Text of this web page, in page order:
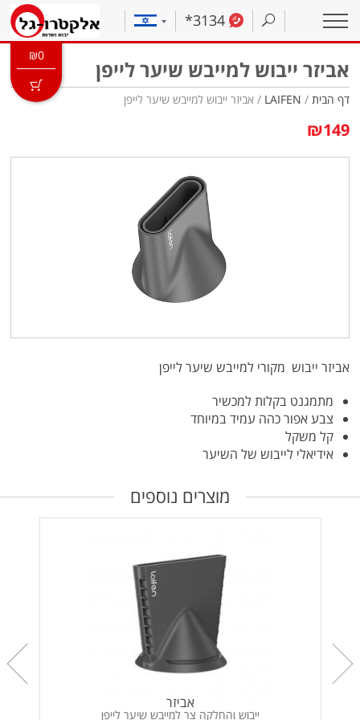
*3134
₪0
אביזר ייבוש למייבש שיער לייפן
דף הבית /
LAIFEN / אביזר ייבוש למייבש שיער לייפן
₪149
אביזר ייבוש מקורי למייבש שיער לייפן
מתמגנט בקלות למכשיר
צבע אפור כהה עמיד במיוחד
קל משקל
אידיאלי לייבוש של השיער
מוצרים נוספים
אביזר
ייבוש והחלקה צר למייבש שיער לייפן